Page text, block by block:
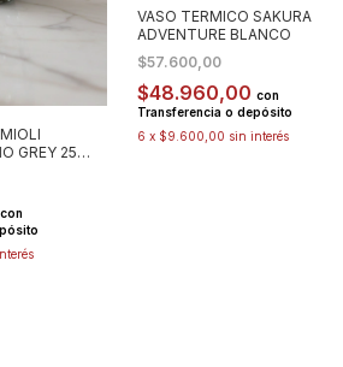
GREY 250
con
VASO TERMICO SAKURA
ADVENTURE BLANCO
$57.600,00
$48.960,00con
Transferencia o depósito
6 x $9.600,00 sin interés